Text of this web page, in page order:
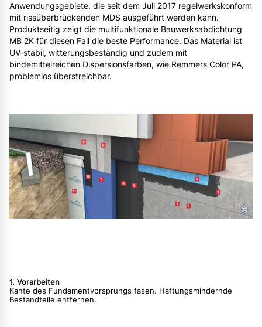
Anwendungsgebiete, die seit dem Juli 2017 regelwerkskonform
mit rissüberbrückenden MDS ausgeführt werden kann.
Produktseitig zeigt die multifunktionale Bauwerksabdichtung
MB 2K für diesen Fall die beste Performance. Das Material ist
UV-stabil, witterungsbeständig und zudem mit
bindemittelreichen Dispersionsfarben, wie Remmers Color PA,
problemlos überstreichbar.
©
1. Vorarbeiten
Kante des Fundamentvorsprungs fasen. Haftungsmindernde
Bestandteile entfernen.